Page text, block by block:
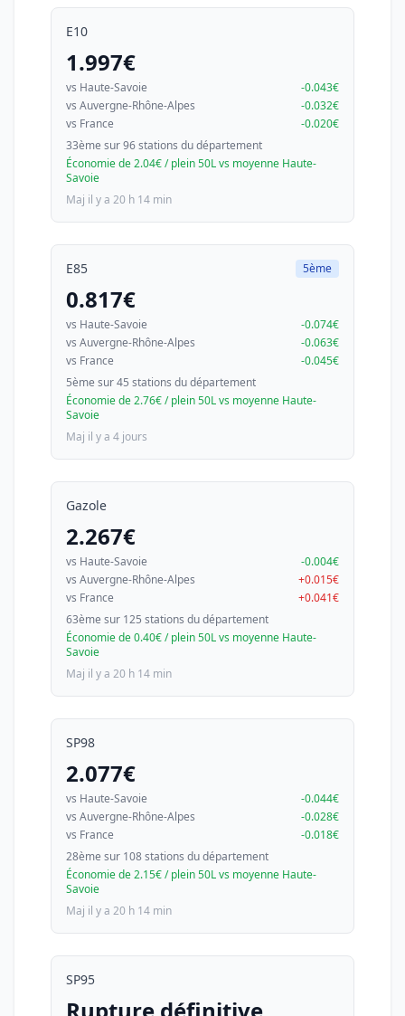
E10
1.997€
vs Haute-Savoie
-0.043€
vs Auvergne-Rhône-Alpes
-0.032€
vs France
-0.020€
33ème sur 96 stations du département
Économie de 2.04€ / plein 50L vs moyenne Haute-
Savoie
Maj il y a 20 h 14 min
E85 5ème
0.817€
vs Haute-Savoie
-0.074€
vs Auvergne-Rhône-Alpes
-0.063€
vs France
-0.045€
5ème sur 45 stations du département
Économie de 2.76€ / plein 50L vs moyenne Haute-
Savoie
Maj il y a 4 jours
Gazole
2.267€
vs Haute-Savoie
-0.004€
vs Auvergne-Rhône-Alpes
+0.015€
vs France
+0.041€
63ème sur 125 stations du département
Économie de 0.40€ / plein 50L vs moyenne Haute-
Savoie
Maj il y a 20 h 14 min
SP98
2.077€
vs Haute-Savoie
-0.044€
vs Auvergne-Rhône-Alpes
-0.028€
vs France
-0.018€
28ème sur 108 stations du département
Économie de 2.15€ / plein 50L vs moyenne Haute-
Savoie
Maj il y a 20 h 14 min
SP95